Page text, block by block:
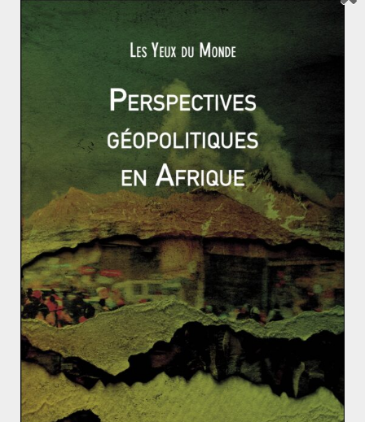
Read More
AMÉRIQUE AMÉRIQUE LATINE
INTERVENANTS EXTÉRIEURS
RESSOURCES
INT EXT 19 janvier 2019 0 Comments
Rétrospective : 2018 en Amérique Latine
L’un des traits majeurs de la configuration géopolitique